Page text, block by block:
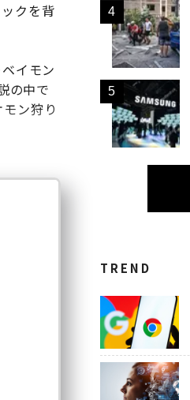
クを背
イモン
の中で
ン狩り
TREND